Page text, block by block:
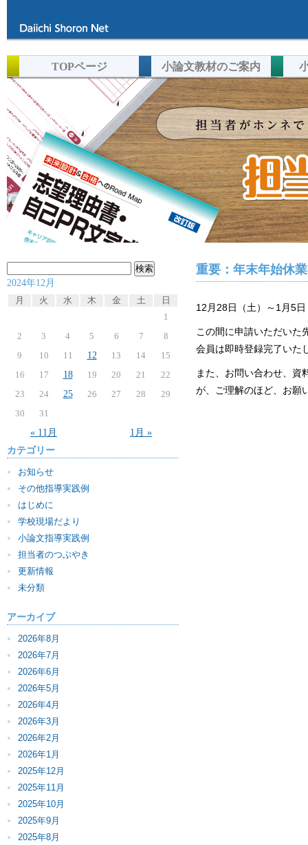
TOPページ 小論文教材のご案内
索:
2024年12月
月
火 水 木 金 土 日
« 11月 1月 »
1
2
3 4 5 6 7
8
9
10 11 12 13 14
15
16
17 18 19 20 21
22
23
24 25 26 27 28
29
30
31
カテゴリー
お知らせ
その他指導実践例
はじめに
学校現場だより
小論文指導実践例
担当者のつぶやき
更新情報
未分類
アーカイブ
2026年8月
2026年7月
2026年6月
2026年5月
2026年4月
2026年3月
2026年2月
2026年1月
2025年12月
2025年11月
2025年10月
2025年9月
2025年8月
重要：年末年始休
12月28日（土）～1月5
この間に申請いただいた
会員は即時登録完了いた
また、お問い合わせ、資
が、ご理解のほど、お願